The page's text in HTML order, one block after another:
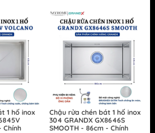
1 hố inox
Chính
Chậu rửa chén bát 1 hố inox
304 GRANDX GX8646S
SMOOTH - 86cm - Chính